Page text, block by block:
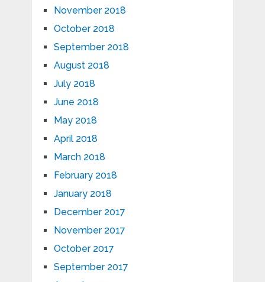
November 2018
October 2018
September 2018
August 2018
July 2018
June 2018
May 2018
April 2018
March 2018
February 2018
January 2018
December 2017
November 2017
October 2017
September 2017